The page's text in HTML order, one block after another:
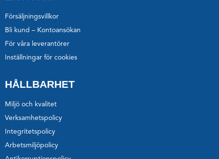
Försäljningsvillkor
Bli kund – Kontoansökan
För våra leverantörer
Inställningar för cookies
HÅLLBARHET
Miljö och kvalitet
Verksamhetspolicy
Integritetspolicy
Arbetsmiljöpolicy